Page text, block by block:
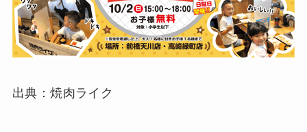
出典：焼肉ライク